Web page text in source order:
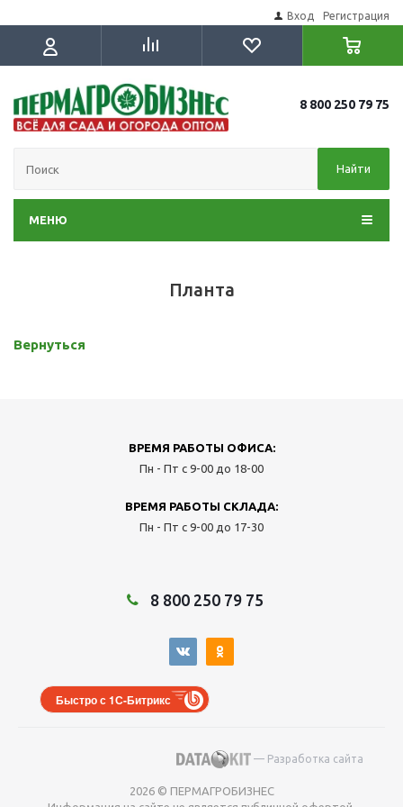
Вход Регистрация
8 800 250 79 75
Найти
МЕНЮ
Планта
Вернуться
ВРЕМЯ РАБОТЫ ОФИСА:
Пн - Пт с 9-00 до 18-00
ВРЕМЯ РАБОТЫ СКЛАДА:
Пн - Пт с 9-00 до 17-30
8 800 250 79 75
Быстро с 1С-Битрикс
— Разработка сайта
2026 © ПЕРМАГРОБИЗНЕС